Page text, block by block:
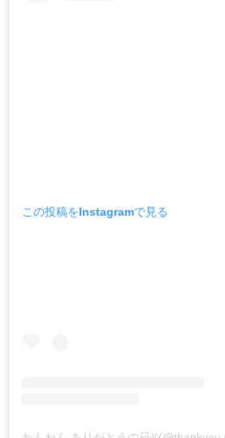
この投稿をInstagramで見る